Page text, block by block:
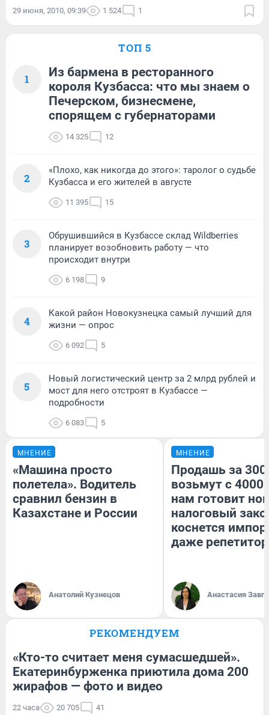
29 июня, 2010, 09:39 1 524 1
ТОП 5
1
Из бармена в ресторанного
короля Кузбасса: что мы знаем о
Печерском, бизнесмене,
спорящем с губернаторами
14 325 12
2
«Плохо, как никогда до этого»: таролог о судьбе
Кузбасса и его жителей в августе
11 395 15
3
Обрушившийся в Кузбассе склад Wildberries
планирует возобновить работу — что
происходит внутри
6 198 9
4
Какой район Новокузнецка самый лучший для
жизни — опрос
6 092 5
5
Новый логистический центр за 2 млрд рублей и
мост для него отстроят в Кузбассе —
подробности
6 083 5
МНЕНИЕ
«Машина просто
полетела». Водитель
сравнил бензин в
Казахстане и России
Анатолий Кузнецов
МНЕНИЕ
Продашь за
возьмут с
нам готовит
налоговый
коснется
даже
Анастасия
РЕКОМЕНДУЕМ
«Кто-то считает меня сумасшедшей».
Екатеринбурженка приютила дома 200
жирафов — фото и видео
22 часа 20 705 41